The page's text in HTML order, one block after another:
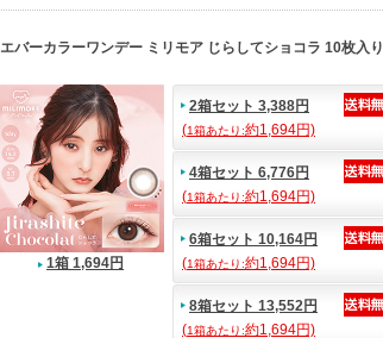
エバーカラーワンデー ミリモア じらしてショコラ 10枚入り
1箱 1,694円
2箱セット 3,388円
(1箱あたり:約1,694円)
4箱セット 6,776円
(1箱あたり:約1,694円)
6箱セット 10,164円
(1箱あたり:約1,694円)
8箱セット 13,552円
(1箱あたり:約1,694円)